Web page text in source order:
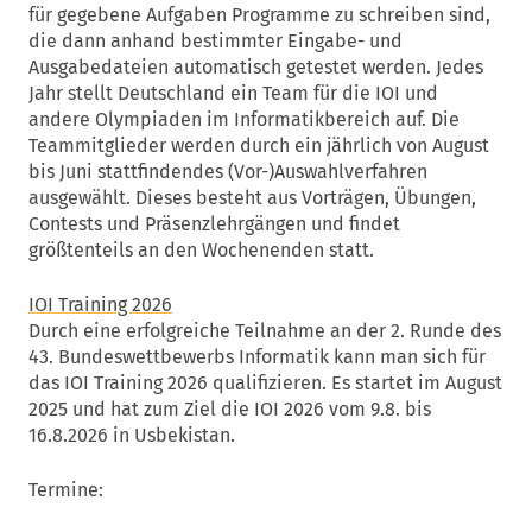
für gegebene Aufgaben Programme zu schreiben sind,
die dann anhand bestimmter Eingabe- und
Ausgabedateien automatisch getestet werden. Jedes
Jahr stellt Deutschland ein Team für die IOI und
andere Olympiaden im Informatikbereich auf. Die
Teammitglieder werden durch ein jährlich von August
bis Juni stattfindendes (Vor-)Auswahlverfahren
ausgewählt. Dieses besteht aus Vorträgen, Übungen,
Contests und Präsenzlehrgängen und findet
größtenteils an den Wochenenden statt.
IOI Training 2026
Durch eine erfolgreiche Teilnahme an der 2. Runde des
43. Bundeswettbewerbs Informatik kann man sich für
das IOI Training 2026 qualifizieren. Es startet im August
2025 und hat zum Ziel die IOI 2026 vom 9.8. bis
16.8.2026 in Usbekistan.
Termine: